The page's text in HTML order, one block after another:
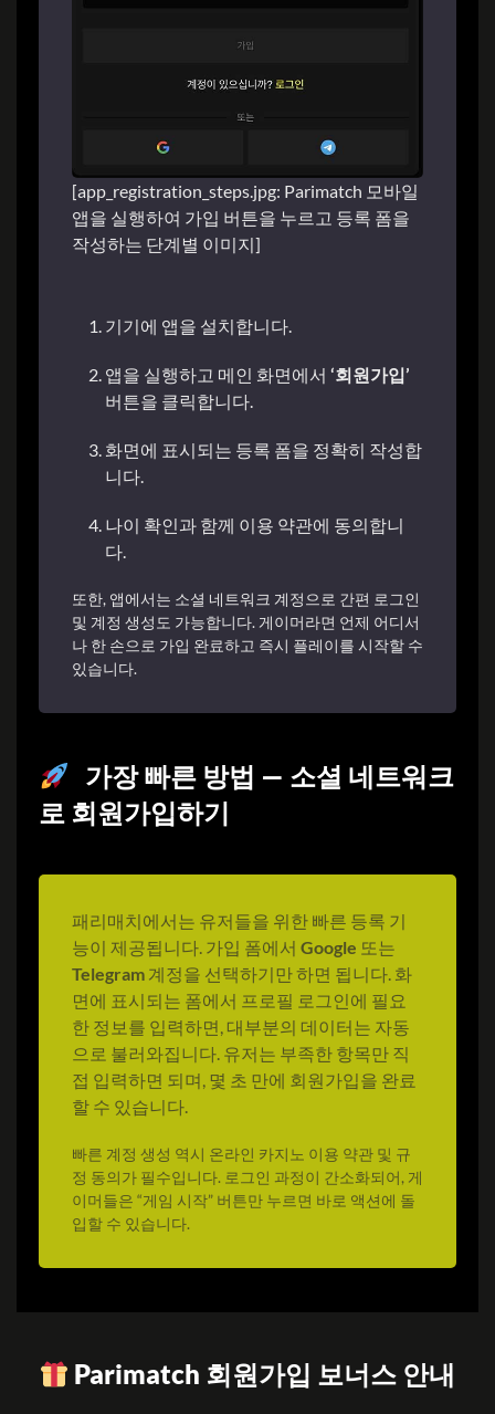
[app_registration_steps.jpg: Parimatch 모바일
앱을 실행하여 가입 버튼을 누르고 등록 폼을
작성하는 단계별 이미지]
기기에 앱을 설치합니다.
앱을 실행하고 메인 화면에서 ‘회원가입’
버튼을 클릭합니다.
화면에 표시되는 등록 폼을 정확히 작성합
니다.
나이 확인과 함께 이용 약관에 동의합니
다.
또한, 앱에서는 소셜 네트워크 계정으로 간편 로그인
및 계정 생성도 가능합니다. 게이머라면 언제 어디서
나 한 손으로 가입 완료하고 즉시 플레이를 시작할 수
있습니다.
가장 빠른 방법 — 소셜 네트워크
로 회원가입하기
패리매치에서는 유저들을 위한 빠른 등록 기
능이 제공됩니다. 가입 폼에서 Google 또는
Telegram 계정을 선택하기만 하면 됩니다. 화
면에 표시되는 폼에서 프로필 로그인에 필요
한 정보를 입력하면, 대부분의 데이터는 자동
으로 불러와집니다. 유저는 부족한 항목만 직
접 입력하면 되며, 몇 초 만에 회원가입을 완료
할 수 있습니다.
빠른 계정 생성 역시 온라인 카지노 이용 약관 및 규
정 동의가 필수입니다. 로그인 과정이 간소화되어, 게
이머들은 “게임 시작” 버튼만 누르면 바로 액션에 돌
입할 수 있습니다.
Parimatch 회원가입 보너스 안내